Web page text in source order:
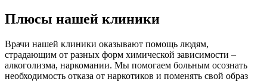
Плюсы нашей клиники
Врачи нашей клиники оказывают помощь людям,
страдающим от разных форм химической зависимости –
алкоголизма, наркомании. Мы помогаем больным осознать
необходимость отказа от наркотиков и поменять свой образ